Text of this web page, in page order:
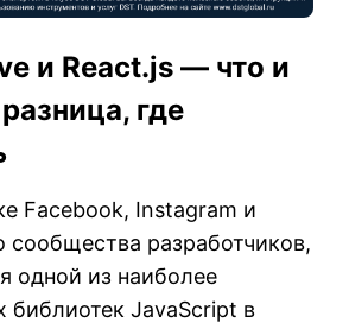
и React.js — что и
где
Facebook, Instagram и
сообщества разработчиков,
одной из наиболее
библиотек JavaScript в